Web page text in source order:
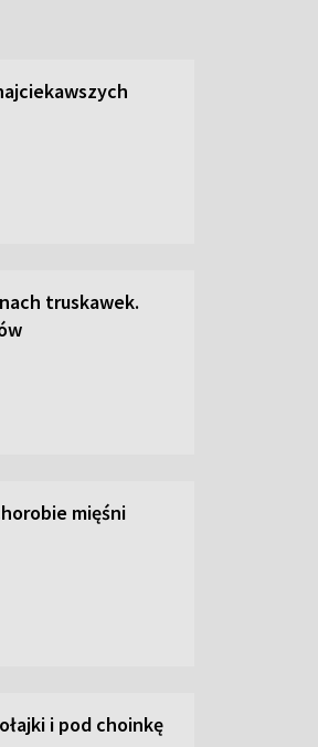
truskawek.
mięśni
i pod choinkę